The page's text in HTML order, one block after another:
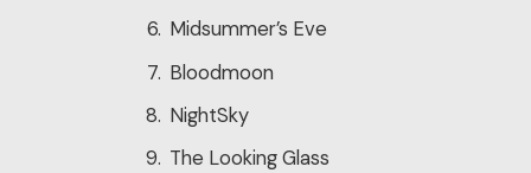
Midsummer’s Eve
Bloodmoon
NightSky
The Looking Glass